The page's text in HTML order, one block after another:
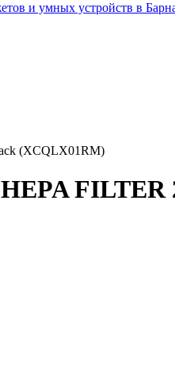
и умных устройств в
(XCQLX01RM)
FILTER